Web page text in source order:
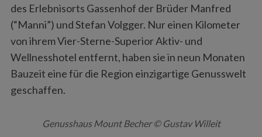
des Erlebnisorts Gassenhof der Brüder Manfred
(“Manni”) und Stefan Volgger. Nur einen Kilometer
von ihrem Vier-Sterne-Superior Aktiv- und
Wellnesshotel entfernt, haben sie in neun Monaten
Bauzeit eine für die Region einzigartige Genusswelt
geschaffen.
Genusshaus Mount Becher © Gustav Willeit